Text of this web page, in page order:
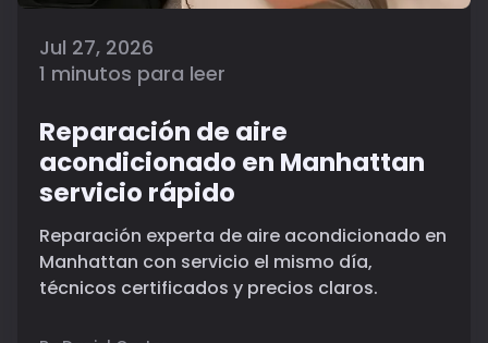
Jul 27, 2026
1 minutos para leer
Reparación de aire
acondicionado en Manhattan
servicio rápido
Reparación experta de aire acondicionado en
Manhattan con servicio el mismo día,
técnicos certificados y precios claros.